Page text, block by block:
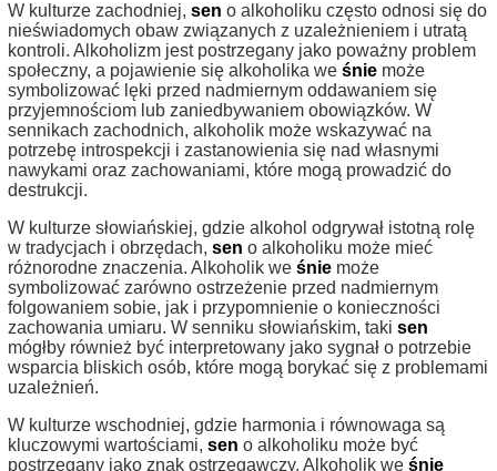
W kulturze zachodniej, sen o alkoholiku często odnosi się do
nieświadomych obaw związanych z uzależnieniem i utratą
kontroli. Alkoholizm jest postrzegany jako poważny problem
społeczny, a pojawienie się alkoholika we śnie może
symbolizować lęki przed nadmiernym oddawaniem się
przyjemnościom lub zaniedbywaniem obowiązków. W
sennikach zachodnich, alkoholik może wskazywać na
potrzebę introspekcji i zastanowienia się nad własnymi
nawykami oraz zachowaniami, które mogą prowadzić do
destrukcji.
W kulturze słowiańskiej, gdzie alkohol odgrywał istotną rolę
w tradycjach i obrzędach, sen o alkoholiku może mieć
różnorodne znaczenia. Alkoholik we śnie może
symbolizować zarówno ostrzeżenie przed nadmiernym
folgowaniem sobie, jak i przypomnienie o konieczności
zachowania umiaru. W senniku słowiańskim, taki sen
mógłby również być interpretowany jako sygnał o potrzebie
wsparcia bliskich osób, które mogą borykać się z problemami
uzależnień.
W kulturze wschodniej, gdzie harmonia i równowaga są
kluczowymi wartościami, sen o alkoholiku może być
postrzegany jako znak ostrzegawczy. Alkoholik we śnie